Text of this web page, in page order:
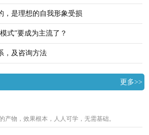
，是理想的自我形象受损
式”要成为主流了？
，及咨询方法
更多>>
产物，效果根本，人人可学，无需基础。